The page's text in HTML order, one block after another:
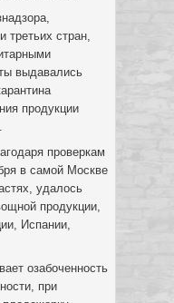
третьих стран,
выдавались
продукции
проверкам
в самой Москве
удалось
продукции,
Испании,
озабоченность
при